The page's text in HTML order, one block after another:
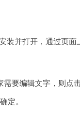
并打开，通过页面
要编辑文字，则点
定。